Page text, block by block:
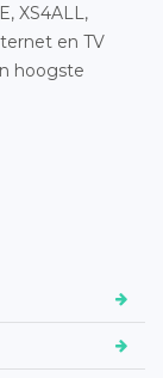
XS4ALL,
en TV
hoogste